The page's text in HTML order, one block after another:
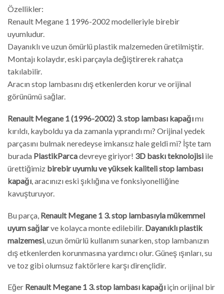
Özellikler:
Renault Megane 1 1996-2002 modelleriyle birebir
uyumludur.
Dayanıklı ve uzun ömürlü plastik malzemeden üretilmiştir.
Montajı kolaydır, eski parçayla değiştirerek rahatça
takılabilir.
Aracın stop lambasını dış etkenlerden korur ve orijinal
görünümü sağlar.
Renault Megane 1 (1996-2002) 3. stop lambası kapağımı
kırıldı, kayboldu ya da zamanla yıprandı mı? Orijinal yedek
parçasını bulmak neredeyse imkansız hale geldi mi? İşte tam
burada PlastikParcadevreye giriyor! 3D baskı teknolojisi ile
ürettiğimiz birebir uyumlu ve yüksek kaliteli stop lambası
kapağı, aracınızı eski şıklığına ve fonksiyonelliğine
kavuşturuyor.
Bu parça, Renault Megane 1 3. stop lambasıyla mükemmel
uyum sağlarve kolayca monte edilebilir. Dayanıklı plastik
malzemesi , uzun ömürlü kullanım sunarken, stop lambanızın
dış etkenlerden korunmasına yardımcı olur. Güneş ışınları, su
ve toz gibi olumsuz faktörlere karşı dirençlidir.
Eğer Renault Megane 1 3. stop lambası kapağı için orijinal bir